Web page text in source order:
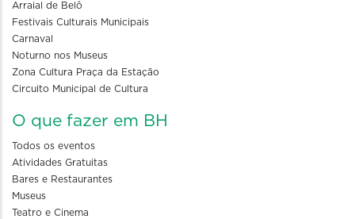
Arraial de Belô
Festivais Culturais Municipais
Carnaval
Noturno nos Museus
Zona Cultura Praça da Estação
Circuito Municipal de Cultura
O que fazer em BH
Todos os eventos
Atividades Gratuitas
Bares e Restaurantes
Museus
Teatro e Cinema